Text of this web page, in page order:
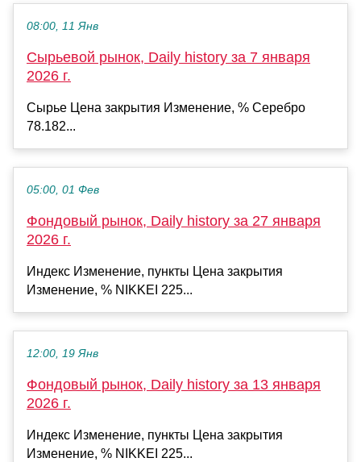
08:00, 11 Янв
Сырьевой рынок, Daily history за 7 января
2026 г.
Сырье Цена закрытия Изменение, % Серебро
78.182...
05:00, 01 Фев
Фондовый рынок, Daily history за 27 января
2026 г.
Индекс Изменение, пункты Цена закрытия
Изменение, % NIKKEI 225...
12:00, 19 Янв
Фондовый рынок, Daily history за 13 января
2026 г.
Индекс Изменение, пункты Цена закрытия
Изменение, % NIKKEI 225...